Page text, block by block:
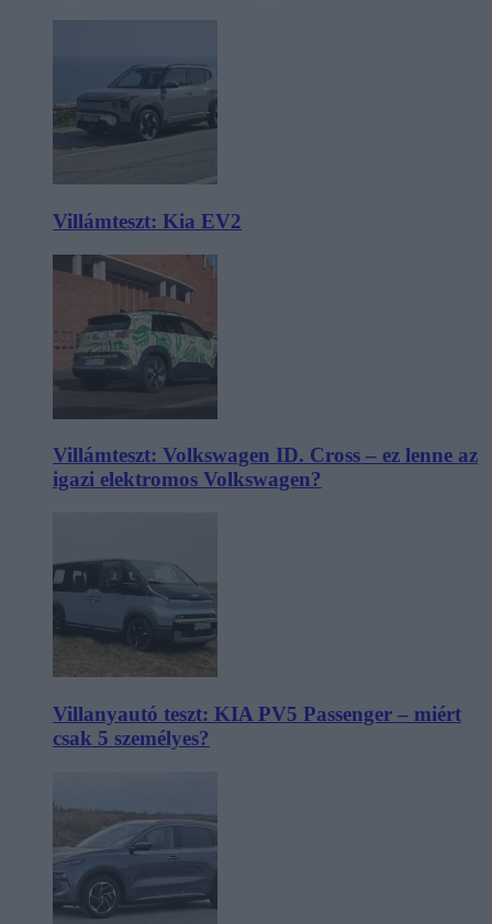
Villámteszt: Kia EV2
Villámteszt: Volkswagen ID. Cross – ez lenne az
igazi elektromos Volkswagen?
Villanyautó teszt: KIA PV5 Passenger – miért
csak 5 személyes?